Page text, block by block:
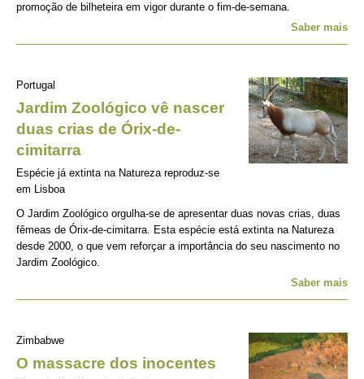
promoção de bilheteira em vigor durante o fim-de-semana.
Saber mais
Portugal
Jardim Zoológico vê nascer
duas crias de Órix-de-
cimitarra
Espécie já extinta na Natureza reproduz-se
em Lisboa
O Jardim Zoológico orgulha-se de apresentar duas novas crias, duas
fêmeas de Órix-de-cimitarra. Esta espécie está extinta na Natureza
desde 2000, o que vem reforçar a importância do seu nascimento no
Jardim Zoológico.
Saber mais
Zimbabwe
O massacre dos inocentes